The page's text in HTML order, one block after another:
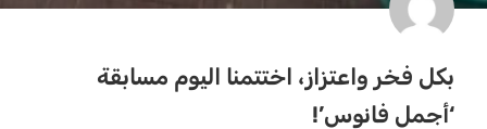
بكل فخر واعتزاز، اختتمنا اليوم مسابقة
‘أجمل فانوس’!